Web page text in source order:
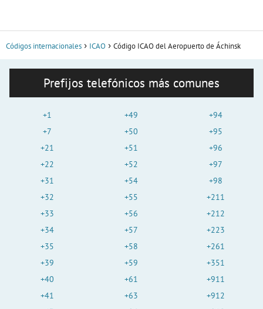
Códigos internacionales ICAO Código ICAO del Aeropuerto de Áchinsk
Prefijos telefónicos más comunes
+1
+7
+21
+22
+31
+32
+33
+34
+35
+39
+40
+41
+49
+50
+51
+52
+54
+55
+56
+57
+58
+59
+61
+63
+94
+95
+96
+97
+98
+211
+212
+223
+261
+351
+911
+912